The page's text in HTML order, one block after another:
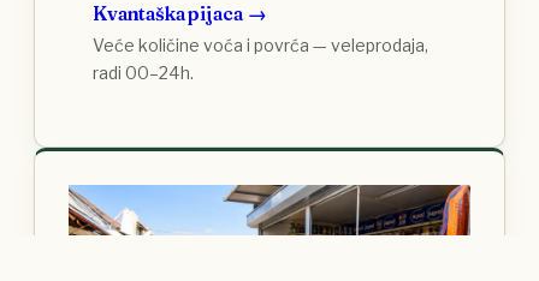
Kvantaška pijaca
Veće količine voća i povrća — veleprodaja,
radi 00–24h.